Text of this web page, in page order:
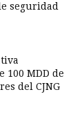
seguridad
100 MDD de
del CJNG